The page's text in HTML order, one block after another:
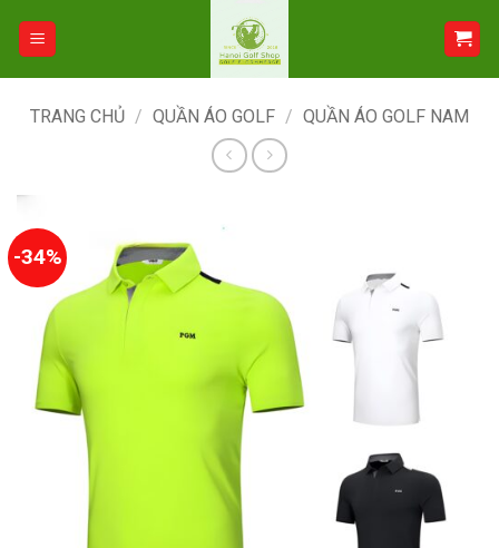
TRANG CHỦ / QUẦN ÁO GOLF / QUẦN ÁO GOLF NAM
-34%